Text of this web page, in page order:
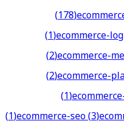
(178)
(1)ecommerce-
(2)ecommerce-
(2)ecommerce-
(1)
(1)ecommerce-seo(3)